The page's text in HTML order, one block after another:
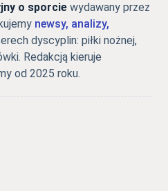
o sporcie wydawany przez
newsy, analizy,
dyscyplin: piłki nożnej,
Redakcją kieruje
od 2025 roku.